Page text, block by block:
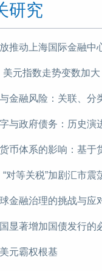
研究
推动上海国际金融中
金融风险：关联、分
金融治理的挑战与应
显著增加国债发行的
元霸权根基